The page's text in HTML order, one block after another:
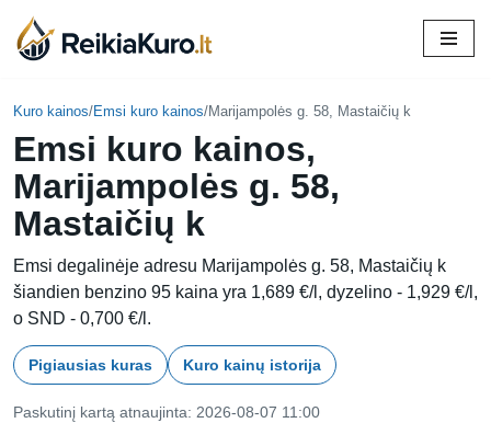
Skip
content
Kuro kainos/Emsi kuro kainos/Marijampolės g. 58, Mastaičių k
Emsi kuro kainos,
Marijampolės g. 58,
Mastaičių k
Emsi degalinėje adresu Marijampolės g. 58, Mastaičių k
šiandien benzino 95 kaina yra 1,689 €/l, dyzelino - 1,929 €/l,
o SND - 0,700 €/l.
Pigiausias kuras Kuro kainų istorija
Paskutinį kartą atnaujinta: 2026-08-07 11:00